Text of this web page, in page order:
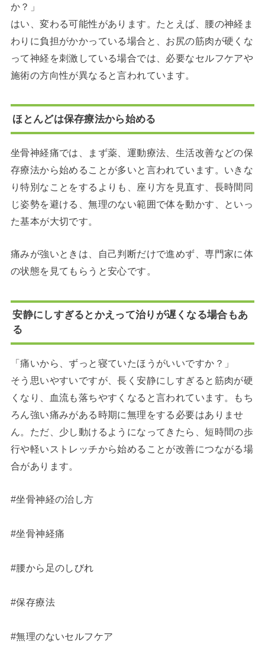
か？」
はい、変わる可能性があります。たとえば、腰の神経ま
わりに負担がかかっている場合と、お尻の筋肉が硬くな
って神経を刺激している場合では、必要なセルフケアや
施術の方向性が異なると言われています。
ほとんどは保存療法から始める
坐骨神経痛では、まず薬、運動療法、生活改善などの保
存療法から始めることが多いと言われています。いきな
り特別なことをするよりも、座り方を見直す、長時間同
じ姿勢を避ける、無理のない範囲で体を動かす、といっ
た基本が大切です。
痛みが強いときは、自己判断だけで進めず、専門家に体
の状態を見てもらうと安心です。
安静にしすぎるとかえって治りが遅くなる場合もあ
る
「痛いから、ずっと寝ていたほうがいいですか？」
そう思いやすいですが、長く安静にしすぎると筋肉が硬
くなり、血流も落ちやすくなると言われています。もち
ろん強い痛みがある時期に無理をする必要はありませ
ん。ただ、少し動けるようになってきたら、短時間の歩
行や軽いストレッチから始めることが改善につながる場
合があります。
#坐骨神経の治し方
#坐骨神経痛
#腰から足のしびれ
#保存療法
#無理のないセルフケア